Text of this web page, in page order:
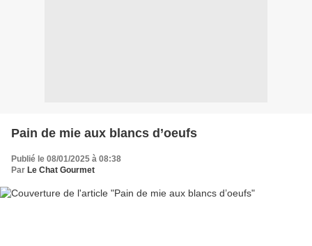
Pain de mie aux blancs d’oeufs
Publié le 08/01/2025 à 08:38
Par Le Chat Gourmet